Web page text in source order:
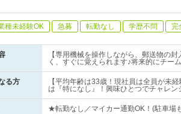
種未経験OK 急募 転勤なし 学歴不問 完
【専用機械を操作しながら、郵送物の
く、すぐに覚えられます♪将来的にチー
る方
【平均年齢は33歳！現社員は全員が未
は『特になし』！興味ひとつでチャレン
★転勤なし／マイカー通勤OK！(駐車場